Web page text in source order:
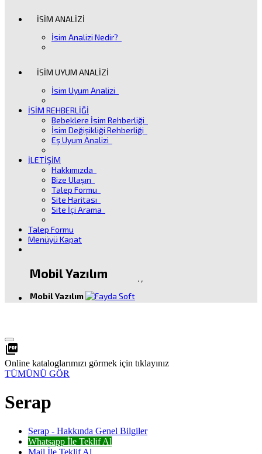
İSİM ANALİZİ
İsim Analizi Nedir?
İSİM UYUM ANALİZİ
İsim Uyum Analizi
İSİM REHBERLİĞİ
Bebeklere İsim Rehberliği
İsim Değişikliği Rehberliği
Eş Uyum Analizi
İLETİŞİM
Hakkımızda
Bize Ulaşın
Talep Formu
Site Haritası
Site İçi Arama
Talep Formu
Menüyü Kapat
Mobil Yazılım
Mobil Yazılım
. ,
picture_as_pdf
Online kataloglarımızı görmek için tıklayınız
TÜMÜNÜ GÖR
Serap
Serap - Hakkında Genel Bilgiler
Whatsapp İle Teklif Al
Mail İle Teklif Al